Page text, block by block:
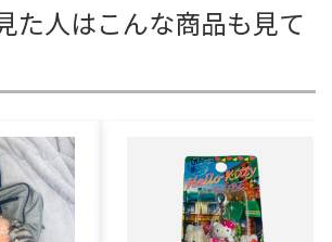
た人はこんな商品も見て